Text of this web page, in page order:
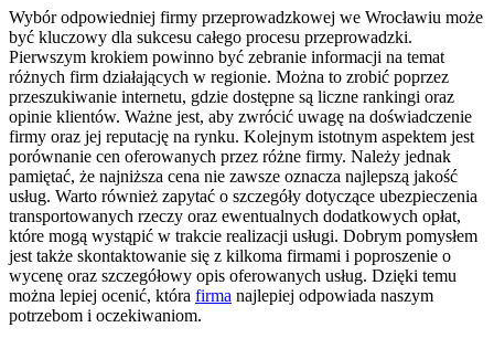
Wybór odpowiedniej firmy przeprowadzkowej we Wrocławiu może
być kluczowy dla sukcesu całego procesu przeprowadzki.
Pierwszym krokiem powinno być zebranie informacji na temat
różnych firm działających w regionie. Można to zrobić poprzez
przeszukiwanie internetu, gdzie dostępne są liczne rankingi oraz
opinie klientów. Ważne jest, aby zwrócić uwagę na doświadczenie
firmy oraz jej reputację na rynku. Kolejnym istotnym aspektem jest
porównanie cen oferowanych przez różne firmy. Należy jednak
pamiętać, że najniższa cena nie zawsze oznacza najlepszą jakość
usług. Warto również zapytać o szczegóły dotyczące ubezpieczenia
transportowanych rzeczy oraz ewentualnych dodatkowych opłat,
które mogą wystąpić w trakcie realizacji usługi. Dobrym pomysłem
jest także skontaktowanie się z kilkoma firmami i poproszenie o
wycenę oraz szczegółowy opis oferowanych usług. Dzięki temu
można lepiej ocenić, która firma najlepiej odpowiada naszym
potrzebom i oczekiwaniom.